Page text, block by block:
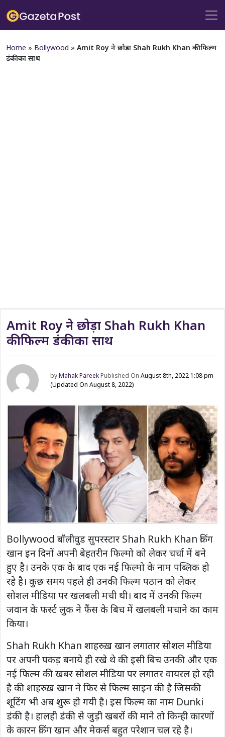
Home » Bollywood » Amit Roy ने छोड़ा Shah Rukh Khan की फिल्म
डंकी का साथ
Amit Roy ने छोड़ा Shah Rukh Khan
की फिल्म डंकी का साथ
byMahak PareekPublished OnAugust 8th, 2022 1:08 pm
(Updated On August 8, 2022)
Bollywood बॉलीवुड सुपरस्टार Shah Rukh Khan किंग
खान इन दिनों अपनी बेहतरीन फिल्मो को लेकर चर्चा में बने
हुए है। उनके एक के बाद एक नई फिल्मो के नाम पब्लिक हो
रहे है। कुछ समय पहले ही उनकी फिल्म पठान को लेकर
सोशल मीडिया पर खलबली मची थी। बाद में उनकी फिल्म
जवान के फर्स्ट लुक ने फैंस के बिच में खलबली मचाने का काम
किया।
Shah Rukh Khan शाहरुख़ खान लगातार सोशल मीडिया
पर अपनी पकड़ बनाये ही रखे थे की इसी बिच उनकी और एक
नई फिल्म की खबर सोशल मीडिया पर लगातर वायरल हो रही
है की शाहरुख़ खान ने फिर से फिल्म साइन की है जिसकी
शूटिंग भी अब शुरू हो गयी है। इस फिल्म का नाम Dunki
डंकी है। हालही डंकी से जुड़ी खबरों की माने तो किन्ही कारणों
के कारन किंग खान और मेकर्स बहुत परेशान चल रहे है।